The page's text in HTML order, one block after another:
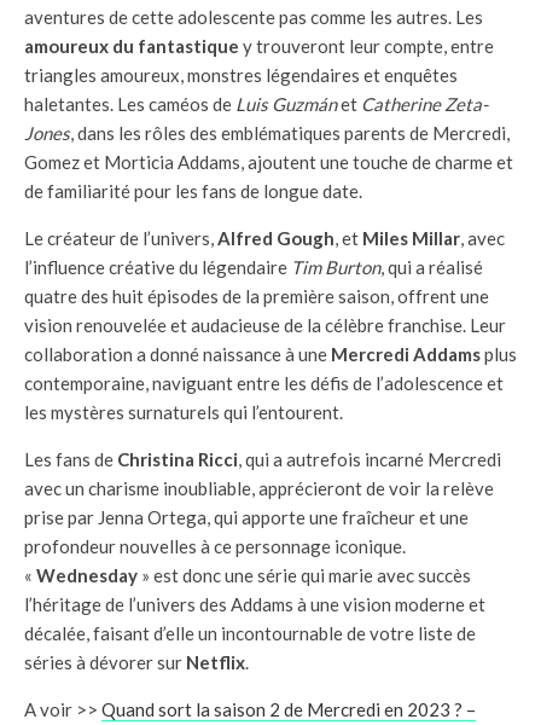
aventures de cette adolescente pas comme les autres. Les
amoureux du fantastique y trouveront leur compte, entre
triangles amoureux, monstres légendaires et enquêtes
haletantes. Les caméos de Luis Guzmánet Catherine Zeta-
Jones, dans les rôles des emblématiques parents de Mercredi,
Gomez et Morticia Addams, ajoutent une touche de charme et
de familiarité pour les fans de longue date.
Le créateur de l’univers,Alfred Gough, et Miles Millar, avec
l’influence créative du légendaire Tim Burton, qui a réalisé
quatre des huit épisodes de la première saison, offrent une
vision renouvelée et audacieuse de la célèbre franchise. Leur
collaboration a donné naissance à une Mercredi Addamsplus
contemporaine, naviguant entre les défis de l’adolescence et
les mystères surnaturels qui l’entourent.
Les fans de Christina Ricci, qui a autrefois incarné Mercredi
avec un charisme inoubliable, apprécieront de voir la relève
prise par Jenna Ortega, qui apporte une fraîcheur et une
profondeur nouvelles à ce personnage iconique.
« Wednesday » est donc une série qui marie avec succès
l’héritage de l’univers des Addams à une vision moderne et
décalée, faisant d’elle un incontournable de votre liste de
séries à dévorer sur Netflix.
A voir >> Quand sort la saison 2 de Mercredi en 2023 ? –